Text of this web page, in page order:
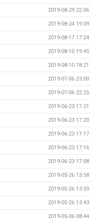
2019-08-29 22:06
2019-08-24 19:09
2019-08-17 17:24
2019-08-10 19:45
2019-08-10 18:21
2019-07-06 23:00
2019-07-06 22:25
2019-06-23 17:21
2019-06-23 17:20
2019-06-23 17:17
2019-06-23 17:16
2019-06-23 17:08
2019-05-26 13:58
2019-05-26 13:50
2019-05-26 13:43
2019-05-06 08:44